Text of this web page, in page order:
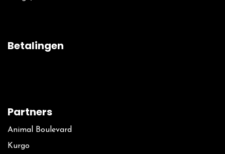
Betalingen
Partners
Animal Boulevard
Kurgo